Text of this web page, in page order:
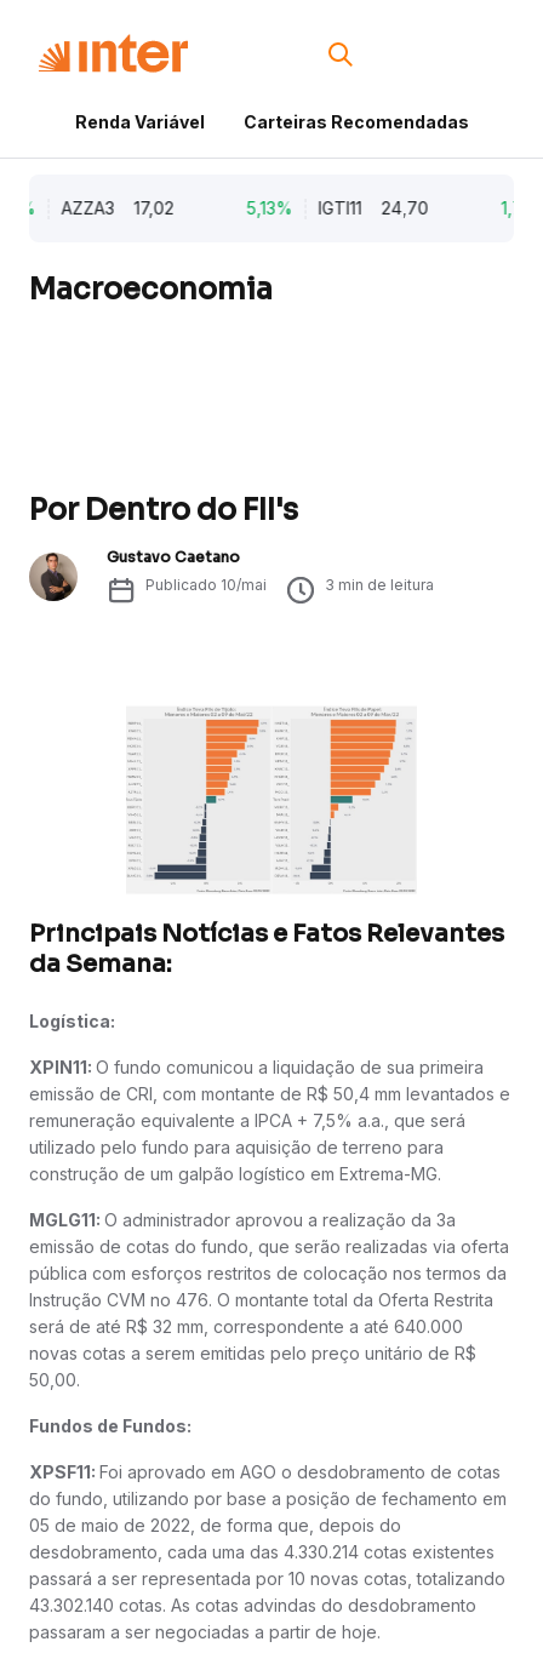
Renda Variável Carteiras Recomendadas
AZZA3 17,02 5,13% IGTI11 24,70 1,77%
Macroeconomia
Por Dentro do FII's
Gustavo Caetano
Publicado 10/mai 3 min de leitura
Principais Notícias e Fatos Relevantes
da Semana:
Logística:
XPIN11: O fundo comunicou a liquidação de sua primeira
emissão de CRI, com montante de R$ 50,4 mm levantados e
remuneração equivalente a IPCA + 7,5% a.a., que será
utilizado pelo fundo para aquisição de terreno para
construção de um galpão logístico em Extrema-MG.
MGLG11: O administrador aprovou a realização da 3a
emissão de cotas do fundo, que serão realizadas via oferta
pública com esforços restritos de colocação nos termos da
Instrução CVM no 476. O montante total da Oferta Restrita
será de até R$ 32 mm, correspondente a até 640.000
novas cotas a serem emitidas pelo preço unitário de R$
50,00.
Fundos de Fundos:
XPSF11: Foi aprovado em AGO o desdobramento de cotas
do fundo, utilizando por base a posição de fechamento em
05 de maio de 2022, de forma que, depois do
desdobramento, cada uma das 4.330.214 cotas existentes
passará a ser representada por 10 novas cotas, totalizando
43.302.140 cotas. As cotas advindas do desdobramento
passaram a ser negociadas a partir de hoje.